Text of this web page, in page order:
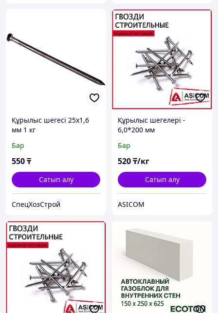
Құрылыс шегесі 25х1,6
мм 1 кг
Бар
550₸
Сатып алу
СпецХозСтрой
Құрылыс шегелері -
6,0*200 мм
Бар
520₸/кг
Сатып алу
ASICOM